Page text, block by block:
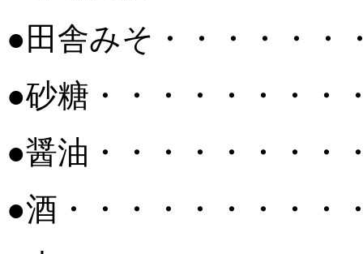
●田舎みそ・・・・・・
●砂糖・・・・・・・・
●醤油・・・・・・・・
●酒・・・・・・・・・